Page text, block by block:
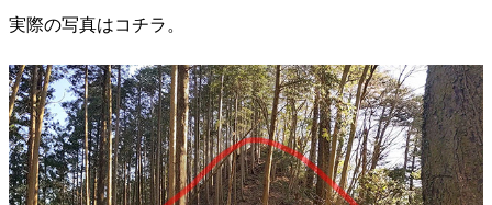
実際の写真はコチラ。